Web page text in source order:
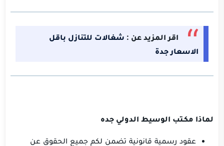
اقر المزيد عن : شغالات للتنازل باقل
الاسعار جدة
لماذا مكـتب الوسيط الدولي جده
عقود رسمية قانونية تضمن لكم جميع الحقوق عن